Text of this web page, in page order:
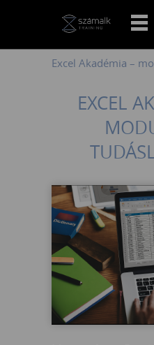
VISSZA
Excel Akadémia –
EXCEL